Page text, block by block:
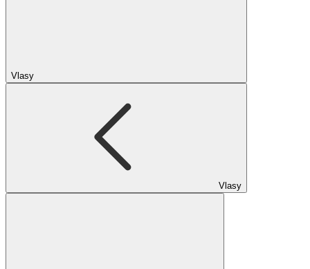
Vlasy
Vlasy